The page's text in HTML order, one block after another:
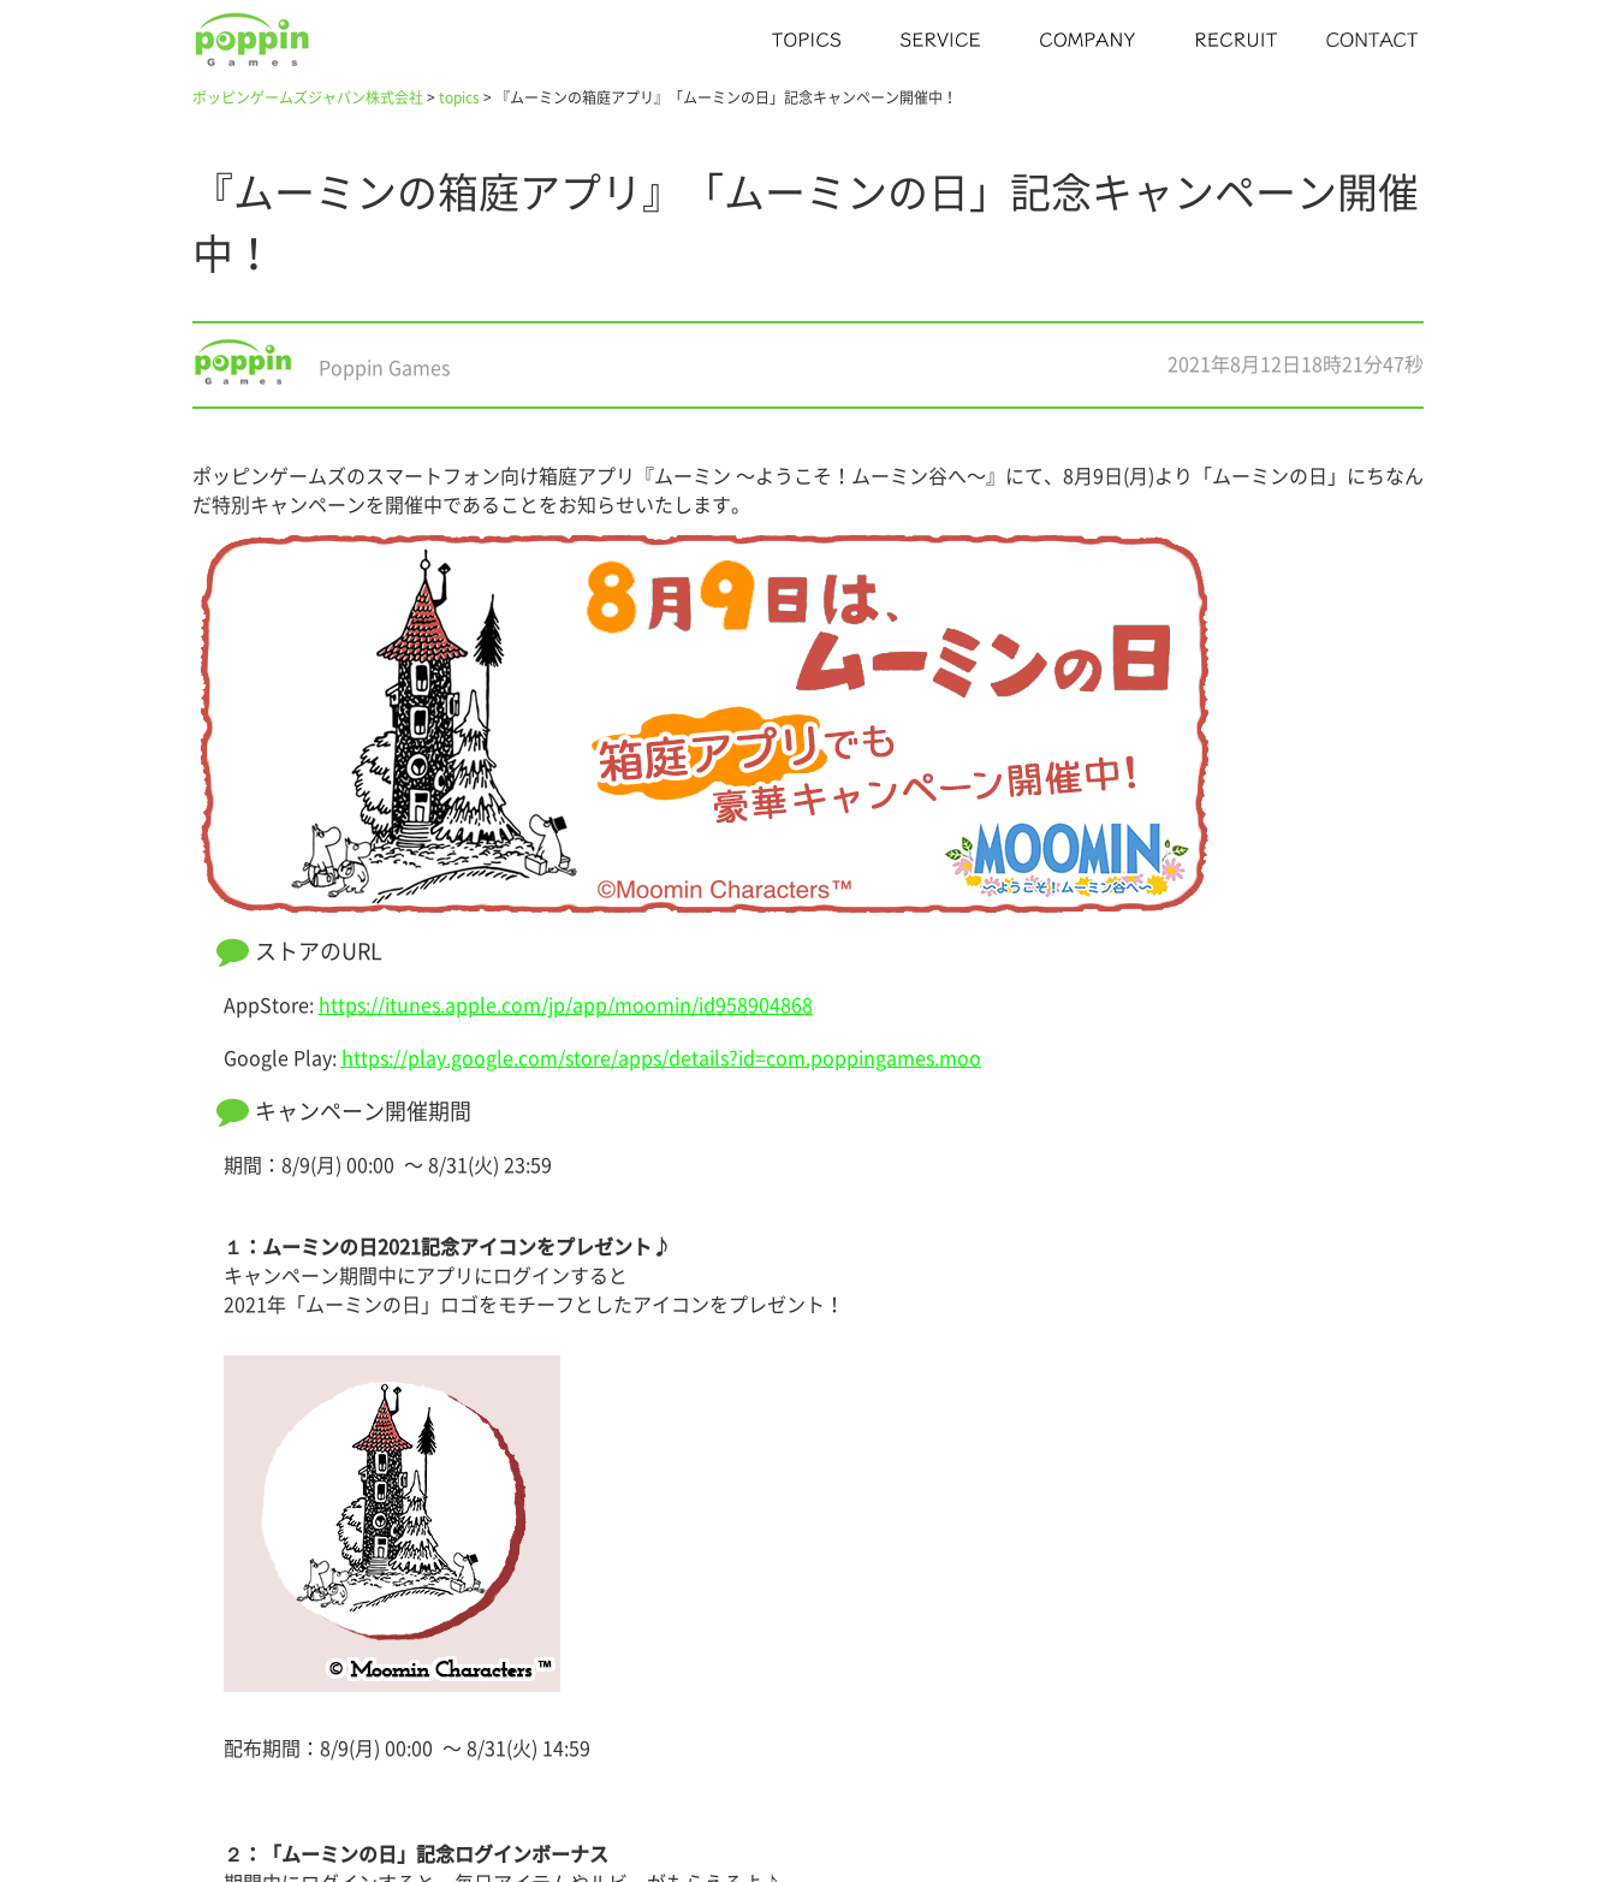
ポッピンゲームズジャパン株式会社 > topics > 『ムーミンの箱庭アプリ』「ムーミンの日」記念キャンペーン開催中！
『ムーミンの箱庭アプリ』「ムーミンの日」記念キャンペーン開催
中！
Poppin Games 2021年8月12日18時21分47秒
ポッピンゲームズのスマートフォン向け箱庭アプリ『ムーミン 〜ようこそ！ムーミン谷へ〜』にて、8月9日(月)より「ムーミンの日」にちなん
だ特別キャンペーンを開催中であることをお知らせいたします。
ストアのURL
AppStore: https://itunes.apple.com/jp/app/moomin/id958904868
Google Play: https://play.google.com/store/apps/details?id=com.poppingames.moo
キャンペーン開催期間
期間：8/9(月) 00:00 〜 8/31(火) 23:59
１：ムーミンの日2021記念アイコンをプレゼント♪
キャンペーン期間中にアプリにログインすると
2021年「ムーミンの日」ロゴをモチーフとしたアイコンをプレゼント！
配布期間：8/9(月) 00:00 〜 8/31(火) 14:59
２：「ムーミンの日」記念ログインボーナス